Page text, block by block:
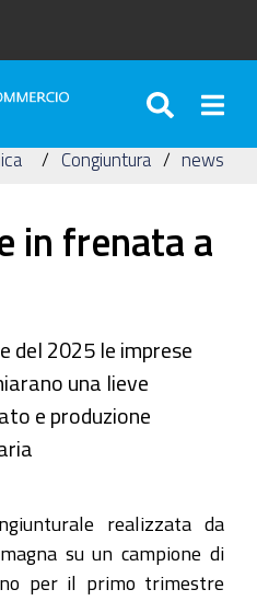
Congiuntura news
in frenata a
del 2025 le imprese
una lieve
e produzione
realizzata da
su un campione di
per il primo trimestre